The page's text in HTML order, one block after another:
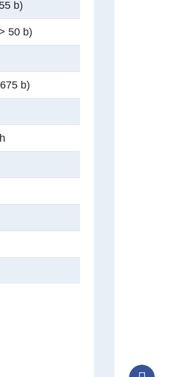
b)
50 b)
b)